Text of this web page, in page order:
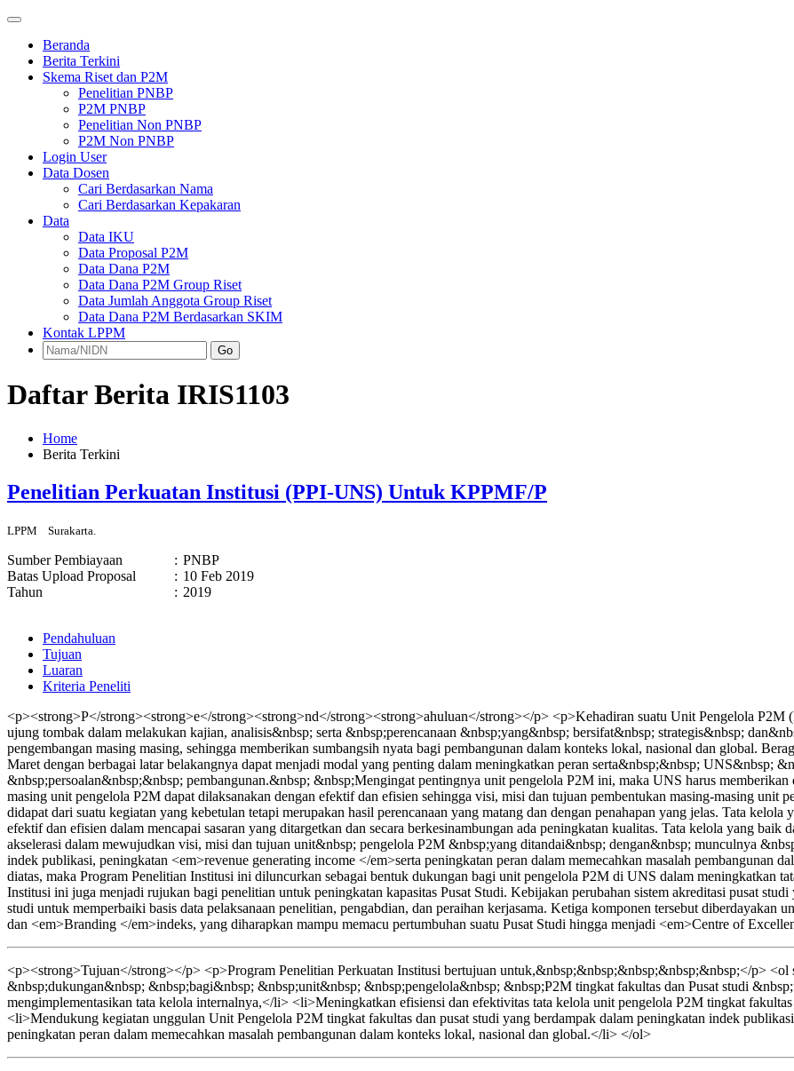
Beranda
Berita Terkini
Skema Riset dan P2M
Penelitian PNBP
P2M PNBP
Penelitian Non PNBP
P2M Non PNBP
Login User
Data Dosen
Cari Berdasarkan Nama
Cari Berdasarkan Kepakaran
Data
Data IKU
Data Proposal P2M
Data Dana P2M
Data Dana P2M Group Riset
Data Jumlah Anggota Group Riset
Data Dana P2M Berdasarkan SKIM
Kontak LPPM
Go
Daftar Berita IRIS1103
Home
Berita Terkini
Penelitian Perkuatan Institusi (PPI-UNS) Untuk KPPMF/P
LPPM Surakarta.
Sumber Pembiayaan : PNBP
Batas Upload Proposal
: 10 Feb 2019
Tahun
: 2019
Pendahuluan
Tujuan
Luaran
Kriteria Peneliti
<p><strong>P</strong><strong>e</strong><strong>nd</strong><strong>ahuluan</strong></p> <p>Kehadiran suatu Unit Pengelola P2M
ujung tombak dalam melakukan kajian, analisis&nbsp; serta &nbsp;perencanaan &nbsp;yang&nbsp; bersifat&nbsp; strategis&nbsp;
pengembangan masing masing, sehingga memberikan sumbangsih nyata bagi pembangunan dalam konteks lokal, nasional dan global.
Maret dengan berbagai latar belakangnya dapat menjadi modal yang penting dalam meningkatkan peran serta&nbsp;&nbsp; UNS&nbsp;
&nbsp;persoalan&nbsp;&nbsp; pembangunan.&nbsp; &nbsp;Mengingat pentingnya unit pengelola P2M ini, maka UNS harus
masing unit pengelola P2M dapat dilaksanakan dengan efektif dan efisien sehingga visi, misi dan tujuan pembentukan masing-masing unit
didapat dari suatu kegiatan yang kebetulan tetapi merupakan hasil perencanaan yang matang dan dengan penahapan yang jelas. Tata
efektif dan efisien dalam mencapai sasaran yang ditargetkan dan secara berkesinambungan ada peningkatan kualitas. Tata kelola yang baik
akselerasi dalam mewujudkan visi, misi dan tujuan unit&nbsp; pengelola P2M &nbsp;yang ditandai&nbsp; dengan&nbsp; munculnya
indek publikasi, peningkatan <em>revenue generating income </em>serta peningkatan peran dalam memecahkan masalah pembangunan
diatas, maka Program Penelitian Institusi ini diluncurkan sebagai bentuk dukungan bagi unit pengelola P2M di UNS dalam meningkatkan
Institusi ini juga menjadi rujukan bagi penelitian untuk peningkatan kapasitas Pusat Studi. Kebijakan perubahan sistem akreditasi pusat
studi untuk memperbaiki basis data pelaksanaan penelitian, pengabdian, dan peraihan kerjasama. Ketiga komponen tersebut diberdayakan
dan <em>Branding </em>indeks, yang diharapkan mampu memacu pertumbuhan suatu Pusat Studi hingga menjadi <em>Centre of
<p><strong>Tujuan</strong></p> <p>Program Penelitian Perkuatan Institusi bertujuan untuk,&nbsp;&nbsp;&nbsp;&nbsp;&nbsp;</p>
&nbsp;dukungan&nbsp; &nbsp;bagi&nbsp; &nbsp;unit&nbsp; &nbsp;pengelola&nbsp; &nbsp;P2M tingkat fakultas dan Pusat studi
mengimplementasikan tata kelola internalnya,</li> <li>Meningkatkan efisiensi dan efektivitas tata kelola unit pengelola P2M tingkat
<li>Mendukung kegiatan unggulan Unit Pengelola P2M tingkat fakultas dan pusat studi yang berdampak dalam peningkatan indek
peningkatan peran dalam memecahkan masalah pembangunan dalam konteks lokal, nasional dan global.</li> </ol>